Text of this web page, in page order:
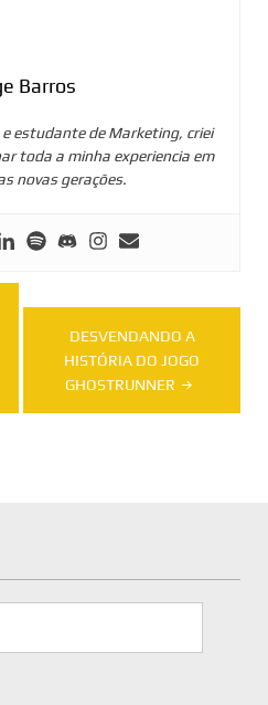
Barros
estudante de Marketing, criei
toda a minha experiencia em
novas gerações.
DESVENDANDO A
HISTÓRIA DO JOGO
GHOSTRUNNER